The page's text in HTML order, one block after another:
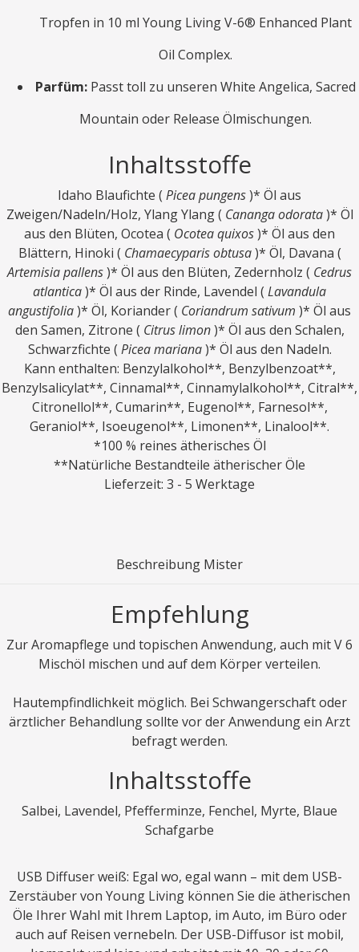
Tropfen in 10 ml Young Living V-6® Enhanced Plant
Oil Complex.
Parfüm: Passt toll zu unseren White Angelica, Sacred
Mountain oder Release Ölmischungen.
Inhaltsstoffe
Idaho Blaufichte ( Picea pungens)* Öl aus
Zweigen/Nadeln/Holz, Ylang Ylang ( Cananga odorata)* Öl
aus den Blüten, Ocotea ( Ocotea quixos)* Öl aus den
Blättern, Hinoki ( Chamaecyparis obtusa)* Öl, Davana (
Artemisia pallens)* Öl aus den Blüten, Zedernholz ( Cedrus
atlantica)* Öl aus der Rinde, Lavendel ( Lavandula
angustifolia)* Öl, Koriander ( Coriandrum sativum )* Öl aus
den Samen, Zitrone ( Citrus limon)* Öl aus den Schalen,
Schwarzfichte ( Picea mariana)* Öl aus den Nadeln.
Kann enthalten: Benzylalkohol**, Benzylbenzoat**,
Benzylsalicylat**, Cinnamal**, Cinnamylalkohol**, Citral**,
Citronellol**, Cumarin**, Eugenol**, Farnesol**,
Geraniol**, Isoeugenol**, Limonen**, Linalool**.
*100 % reines ätherisches Öl
**Natürliche Bestandteile ätherischer Öle
Lieferzeit: 3 - 5 Werktage
Beschreibung Mister
Empfehlung
Zur Aromapflege und topischen Anwendung, auch mit V 6
Mischöl mischen und auf dem Körper verteilen.
Hautempfindlichkeit möglich. Bei Schwangerschaft oder
ärztlicher Behandlung sollte vor der Anwendung ein Arzt
befragt werden.
Inhaltsstoffe
Salbei, Lavendel, Pfefferminze, Fenchel, Myrte, Blaue
Schafgarbe
USB Diffuser weiß: Egal wo, egal wann – mit dem USB-
Zerstäuber von Young Living können Sie die ätherischen
Öle Ihrer Wahl mit Ihrem Laptop, im Auto, im Büro oder
auch auf Reisen vernebeln. Der USB-Diffusor ist mobil,